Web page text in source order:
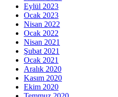
Eylül 2023
Ocak 2023
Nisan 2022
Ocak 2022
Nisan 2021
Şubat 2021
Ocak 2021
Aralık 2020
Kasım 2020
Ekim 2020